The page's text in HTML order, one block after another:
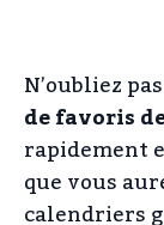
N’oubliez pas
de favoris
rapidement
que vous
calendriers